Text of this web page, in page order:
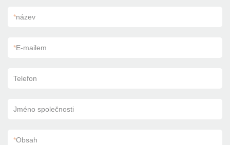
*název
*E-mailem
Telefon
Jméno společnosti
*Obsah